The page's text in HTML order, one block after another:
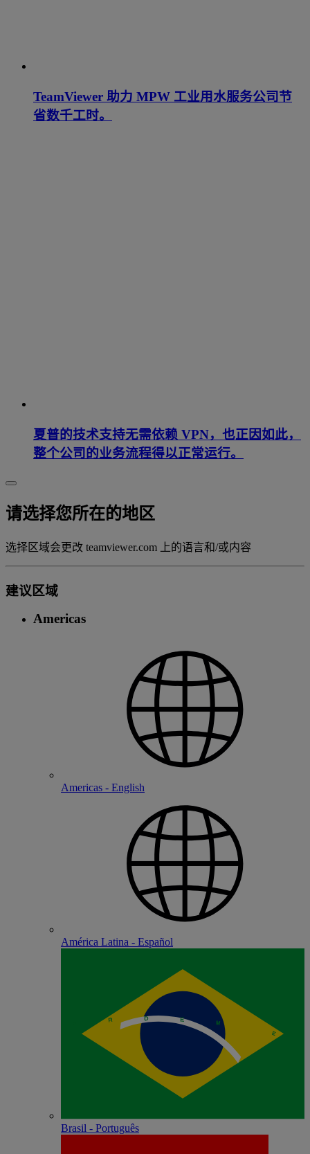
TeamViewer 助力 MPW 工业用水服务公司节
省数千工时。
夏普的技术支持无需依赖 VPN，也正因如此，
整个公司的业务流程得以正常运行。
请选择您所在的地区
选择区域会更改 teamviewer.com 上的语言和/或内容
建议区域
Americas
Americas - English
América Latina - Español
Brasil - Português